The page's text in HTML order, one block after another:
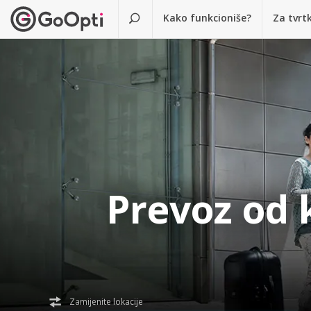
Kako funkcioniše? Za
Prevoz od
Zamijenite lokacije